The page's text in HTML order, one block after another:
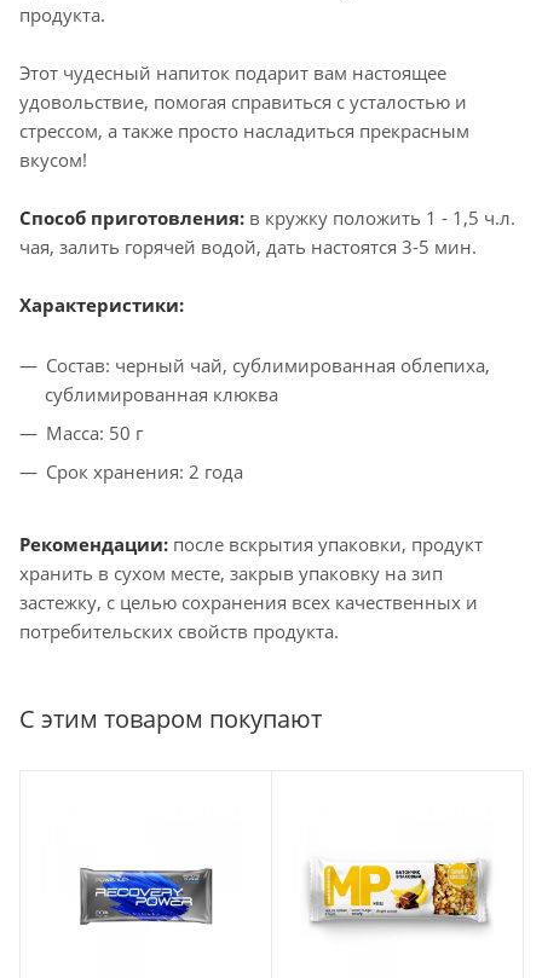
продукта.
Этот чудесный напиток подарит вам настоящее
удовольствие, помогая справиться с усталостью и
стрессом, а также просто насладиться прекрасным
вкусом!
Способ приготовления: в кружку положить 1 - 1,5 ч.л.
чая, залить горячей водой, дать настоятся 3-5 мин.
Характеристики:
Состав: черный чай, сублимированная облепиха,
сублимированная клюква
Масса: 50 г
Срок хранения: 2 года
Рекомендации: после вскрытия упаковки, продукт
хранить в сухом месте, закрыв упаковку на зип
застежку, с целью сохранения всех качественных и
потребительских свойств продукта.
С этим товаром покупают